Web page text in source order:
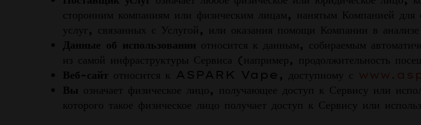
сторонним компаниям или физическим лицам, нанятым Компанией для
услуг, связанных с Услугой, или оказания помощи Компании в анализе
Данные об использовании относится к данным, собираемым
из самой инфраструктуры Сервиса (например, продолжительность
Веб-сайт относится к ASPARK Vape, доступному с
Вы означает физическое лицо, получающее доступ к Сервису или
которого такое физическое лицо получает доступ к Сервису или